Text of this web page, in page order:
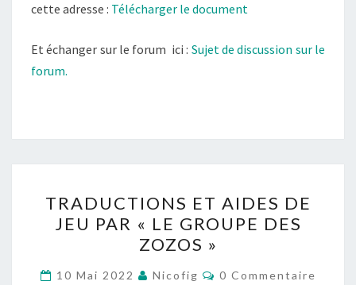
cette adresse : Télécharger le document
Et échanger sur le forum ici : Sujet de discussion sur le
forum.
ET
AIDES
DE
JEU
TRADUCTIONS ET AIDES DE
JEU PAR « LE GROUPE DES
ZOZOS »
10 Mai 2022 Nicofig Commentaires
0 Commentaire